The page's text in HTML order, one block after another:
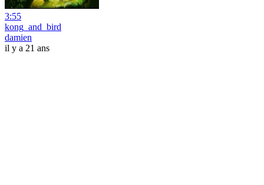
3:55
kong_and_bird
damien
il y a 21 ans